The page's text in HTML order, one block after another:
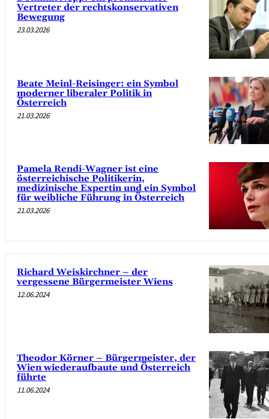
Vertreter der rechtskonservativen
Bewegung
23.03.2026
Beate Meinl-Reisinger: ein Symbol
moderner liberaler Politik in
Österreich
21.03.2026
Pamela Rendi-Wagner ist eine
österreichische Politikerin,
medizinische Expertin und ein Symbol
für weibliche Führung in Österreich
21.03.2026
Richard Weiskirchner – der
vergessene Bürgermeister Wiens
12.06.2024
Theodor Körner – Bürgermeister, der
Wien wiederaufbaute und Österreich
führte
11.06.2024